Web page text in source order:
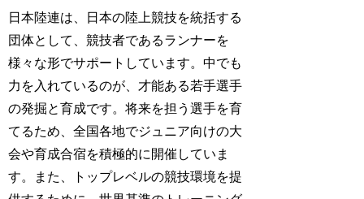
日本陸連は、日本の陸上競技を統括する
団体として、競技者であるランナーを
様々な形でサポートしています。中でも
力を入れているのが、 才能ある若手選手
の発掘と育成です。将来を担う選手を育
てるため、全国各地でジュニア向けの大
会や育成合宿を積極的に開催していま
す。また、トップレベルの競技環境を提